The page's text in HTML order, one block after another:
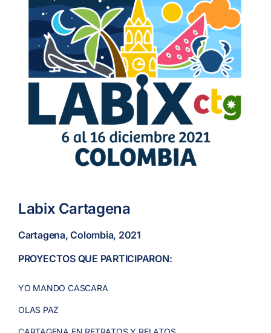
Labix Cartagena
Cartagena, Colombia, 2021
PROYECTOS QUE PARTICIPARON:
YO MANDO CASCARA
OLAS PAZ